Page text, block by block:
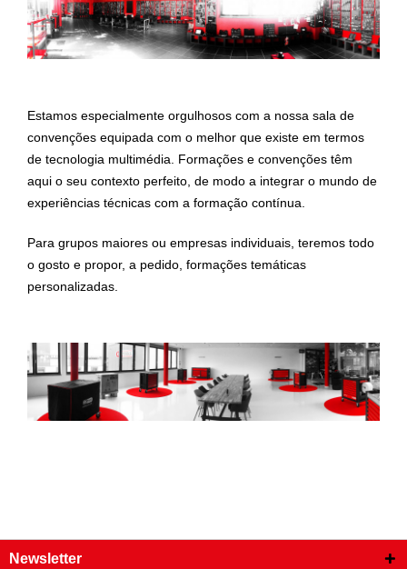
Estamos especialmente orgulhosos com a nossa sala de
convenções equipada com o melhor que existe em termos
de tecnologia multimédia. Formações e convenções têm
aqui o seu contexto perfeito, de modo a integrar o mundo de
experiências técnicas com a formação contínua.
Para grupos maiores ou empresas individuais, teremos todo
o gosto e propor, a pedido, formações temáticas
personalizadas.
Newsletter